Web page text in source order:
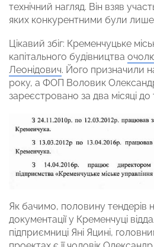
технічний нагляд. Він взяв
яких конкурентними були лише
Цікавий збіг: Кременчуцьке
капітального будівництва
Леонідович. Його призначили
року, а ФОП Воловик
зареєстровано за два місяці до
Як бачимо, половину тендерів
документації у Кременчуці
підприємниці Яні Яцині,